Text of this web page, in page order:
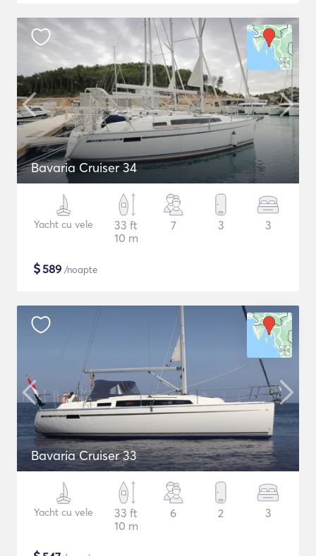
Bavaria Cruiser 34
Yacht cu vele
33 ft
10 m
7 3 3
$589 /noapte
Bavaria Cruiser 33
Yacht cu vele
33 ft
10 m
6 2 3